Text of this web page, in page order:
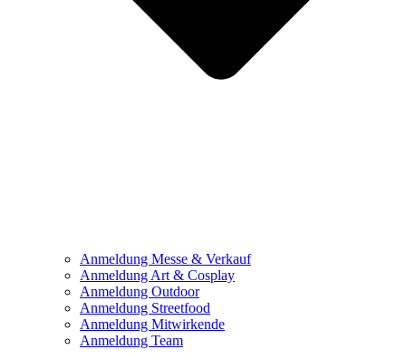
Anmeldung Messe & Verkauf
Anmeldung Art & Cosplay
Anmeldung Outdoor
Anmeldung Streetfood
Anmeldung Mitwirkende
Anmeldung Team